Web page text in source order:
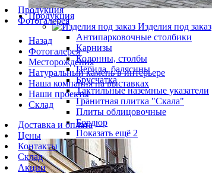
Продукция
Изделия под заказ
Антипарковочные столбики
Карнизы
Колонны, столбы
Перила, балясины
Брусчатка
Тактильные наземные указатели
Гранитная плитка "Скала"
Плиты облицовочные
Бордюр
Показать ещё 2
Продукция
Фотогалерея
Назад
Фотогалерея
Месторождения
Натуральный камень в интерьере
Наша компания на выставках
Наши проекты
Склад
Доставка и оплата
Цены
Контакты
Склад
Акции